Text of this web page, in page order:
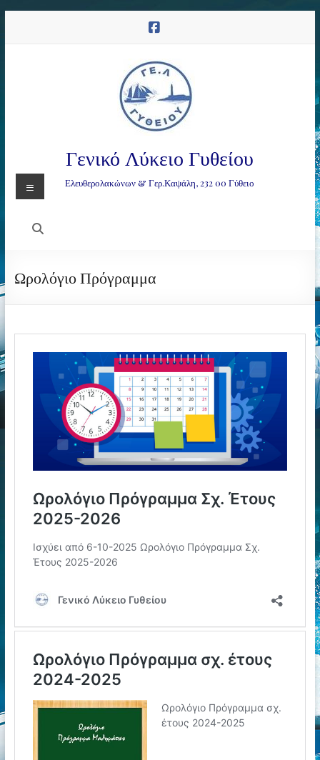
Γενικό Λύκειο Γυθείου
Ελευθερολακώνων & Γερ.Καψάλη, 232 00 Γύθειο
Μενού
Ωρολόγιο Πρόγραμμα